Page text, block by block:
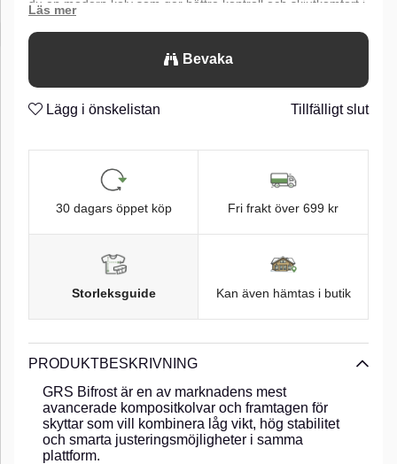
du en modern kolv som ger bättre kontroll och skjutkomfort i
alla väder.
Bevaka
Lägg i önskelistan Tillfälligt slut
30 dagars öppet köp Fri frakt över 699 kr
Storleksguide Kan även hämtas i butik
PRODUKTBESKRIVNING
GRS Bifrost är en av marknadens mest
avancerade kompositkolvar och framtagen för
skyttar som vill kombinera låg vikt, hög stabilitet
och smarta justeringsmöjligheter i samma
plattform.